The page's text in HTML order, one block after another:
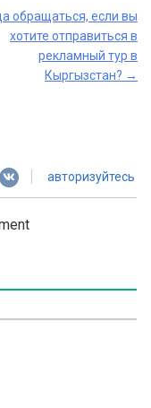
обращаться, если вы
хотите отправиться в
рекламный тур в
Кыргызстан? →
авторизуйтесь